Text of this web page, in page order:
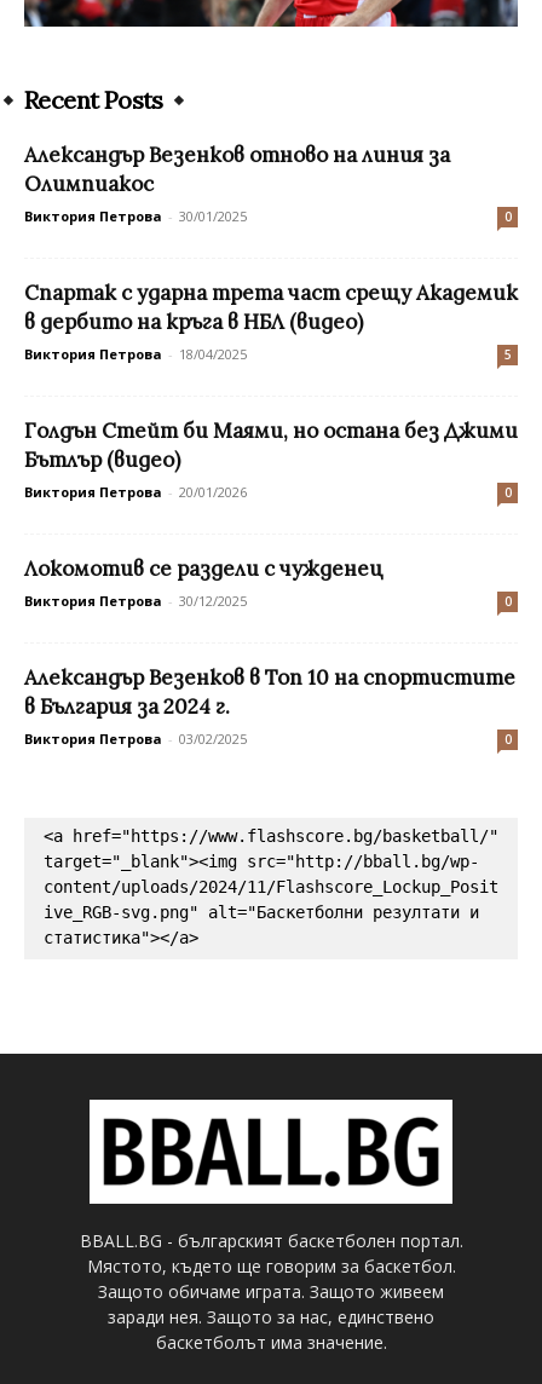
Recent Posts
Александър Везенков отново на линия за
Олимпиакос
Виктория Петрова - 30/01/2025 0
Спартак с ударна трета част срещу Академик
в дербито на кръга в НБЛ (видео)
Виктория Петрова - 18/04/2025 5
Голдън Стейт би Маями, но остана без Джими
Бътлър (видео)
Виктория Петрова - 20/01/2026 0
Локомотив се раздели с чужденец
Виктория Петрова - 30/12/2025 0
Александър Везенков в Топ 10 на спортистите
в България за 2024 г.
Виктория Петрова - 03/02/2025 0
<a href="https://www.flashscore.bg/basketball/"
target="_blank"><img src="http://bball.bg/wp-
content/uploads/2024/11/Flashscore_Lockup_Posit
ive_RGB-svg.png" alt="Баскетболни резултати и
статистика"></a>
BBALL.BG - българският баскетболен портал.
Мястото, където ще говорим за баскетбол.
Защото обичаме играта. Защото живеем
заради нея. Защото за нас, единствено
баскетболът има значение.